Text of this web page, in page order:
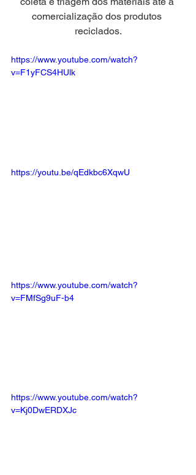
comercialização dos produtos
reciclados.
https://www.youtube.com/watch?
v=F1yFCS4HUlk
https://youtu.be/qEdkbc6XqwU
https://www.youtube.com/watch?
v=FMfSg9uF-b4
https://www.youtube.com/watch?
v=Kj0DwERDXJc